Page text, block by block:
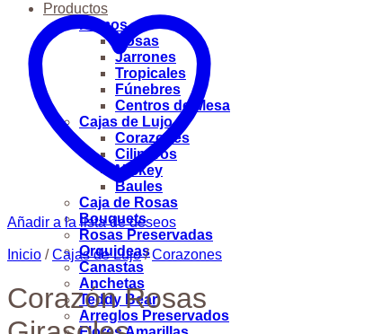
Productos
Ramos
Rosas
Jarrones
Tropicales
Fúnebres
Centros de Mesa
Cajas de Lujo
Corazones
Cilindros
Mickey
Baules
Caja de Rosas
Bouquets
Rosas Preservadas
Orquideas
Canastas
Anchetas
Teddy Bear
Arreglos Preservados
Añadir a la lista de deseos
Inicio / Cajas de Lujo / Corazones
Corazón Rosas